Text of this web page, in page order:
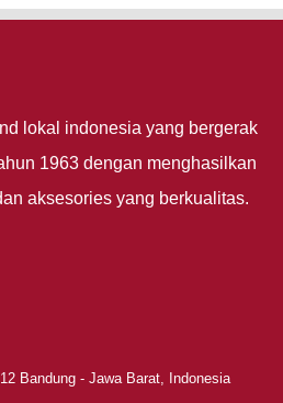
lokal indonesia yang bergerak
1963 dengan menghasilkan
aksesories yang berkualitas.
Bandung - Jawa Barat, Indonesia